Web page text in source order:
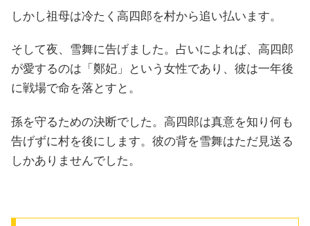
しかし祖母は冷たく高四郎を村から追い払います。
そして夜、雪舞に告げました。占いによれば、高四郎
が愛するのは「鄭妃」という女性であり、彼は一年後
に戦場で命を落とすと。
孫を守るための決断でした。高四郎は真意を知り何も
告げずに村を後にします。彼の背を雪舞はただ見送る
しかありませんでした。